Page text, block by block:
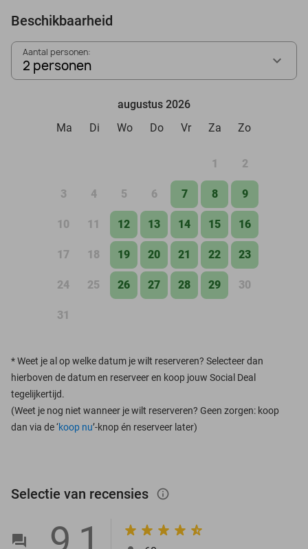
Beschikbaarheid
Aantal personen:
2 personen
augustus 2026
Ma
Di Wo Do Vr Za Zo
1 2
3 4 5 6 7 8 9
10 11 12 13 14 15 16
17 18 19 20 21 22 23
24 25 26 27 28 29 30
31
*Weet je al op welke datum je wilt reserveren? Selecteer dan
hierboven de datum en reserveer en koop jouw Social Deal
tegelijkertijd.
(Weet je nog niet wanneer je wilt reserveren? Geen zorgen: koop
dan via de ‘koop nu’-knop én reserveer later)
Selectie van recensies info_outlined